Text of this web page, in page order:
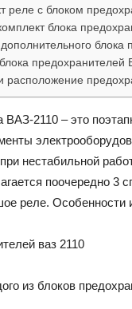
реле с блоком
блока
блока
расположение
2110 – это
нестабильной
поочередно 3
реле.
из блоков